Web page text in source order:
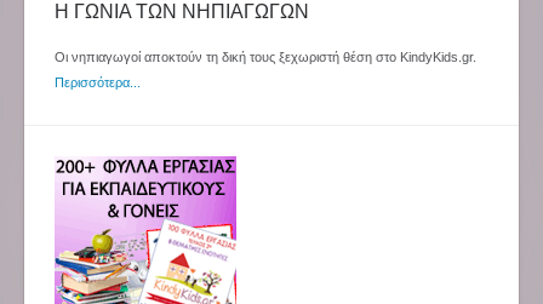
Η ΓΩΝΙΑ ΤΩΝ ΝΗΠΙΑΓΩΓΩΝ
Οι νηπιαγωγοί αποκτούν τη δική τους ξεχωριστή θέση στο KindyKids.gr.
Περισσότερα...